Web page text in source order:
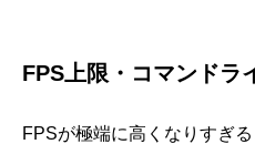
FPS上限・コマンドラ
FPSが極端に高くなりすぎ